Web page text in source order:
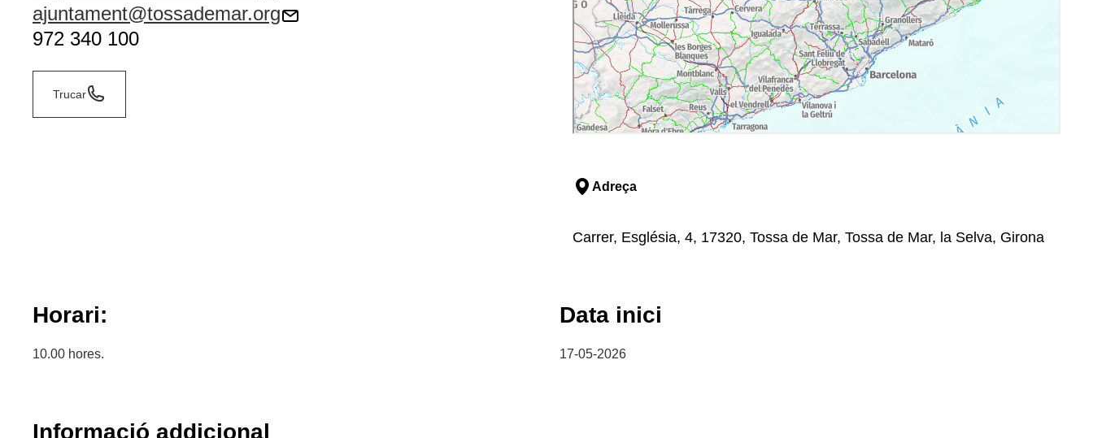
ajuntament@tossademar.org
972 340 100
Trucar
Adreça
Carrer, Església, 4, 17320, Tossa de Mar, Tossa de Mar, la Selva, Girona
Horari:
10.00 hores.
Data inici
17-05-2026
Informació addicional